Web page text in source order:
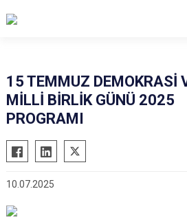
Bozüyük
İnhisar
Söğüt
15 TEMMUZ DEMOKRASİ
MİLLİ BİRLİK GÜNÜ 2025
PROGRAMI
10.07.2025